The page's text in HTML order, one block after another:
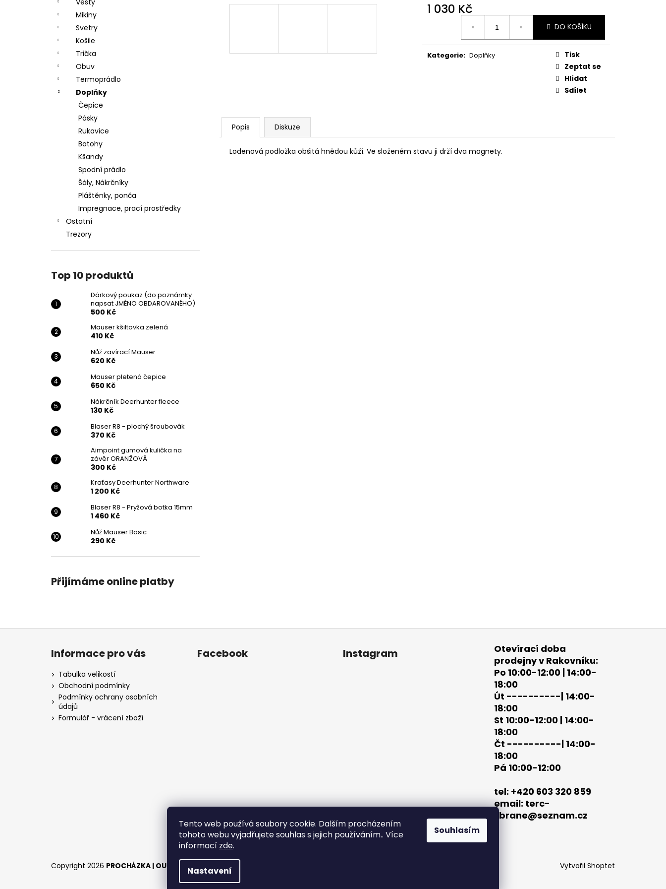
Tento web používá soubory cookie. Dalším procházením
tohoto webu vyjadřujete souhlas s jejich používáním.. Více
informací zde.
Nastavení
Souhlasím
Vesty
Mikiny
Svetry
Košile
Trička
Obuv
Termoprádlo
Doplňky
Čepice
Pásky
Rukavice
Batohy
Kšandy
Spodní prádlo
Šály, Nákrčníky
Pláštěnky, ponča
Impregnace, prací prostředky
Ostatní
Trezory
Top 10 produktů
Dárkový poukaz (do poznámky
napsat JMÉNO OBDAROVANÉHO)
500 Kč
Mauser kšiltovka zelená
410 Kč
Nůž zavírací Mauser
620 Kč
Mauser pletená čepice
650 Kč
Nákrčník Deerhunter fleece
130 Kč
Blaser R8 - plochý šroubovák
370 Kč
Aimpoint gumová kulička na
závěr ORANŽOVÁ
300 Kč
Kraťasy Deerhunter Northware
1 200 Kč
Blaser R8 - Pryžová botka 15mm
1 460 Kč
Nůž Mauser Basic
290 Kč
Přijímáme online platby
1 030 Kč
DO KOŠÍKU
Kategorie: Doplňky
Tisk
Zeptat se
Hlídat
Sdílet
Popis Diskuze
Lodenová podložka obšitá hnědou kůží. Ve složeném stavu ji drží dva magnety.
DÁRKOVÝ POUKAZ (DO POZNÁMKY
NAPSAT JMÉNO OBDAROVANÉHO)
500 Kč
MAUSER KŠILTOVKA ZELENÁ
NŮŽ ZAVÍRACÍ MAUSER
Z
Informace pro vás
Tabulka velikostí
Obchodní podmínky
Podmínky ochrany osobních
údajů
Formulář - vrácení zboží
Facebook Instagram
Otevírací doba
prodejny v Rakovníku:
Po 10:00-12:00 | 14:00-
18:00
Út ----------| 14:00-
18:00
St 10:00-12:00 | 14:00-
18:00
Čt ----------| 14:00-
18:00
Pá 10:00-12:00
tel: +420 603 320 859
email: terc-
zbrane@seznam.cz
Vytvořil Shoptet
Copyright 2026 PROCHÁZKA | OUTDOOR - LOV . Všechna práva vyhrazena.